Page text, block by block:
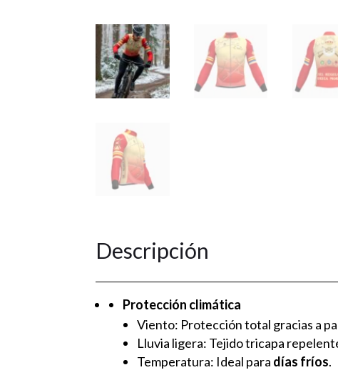
Descripción
Protección climática
Viento: Protección total gracias a
Lluvia ligera: Tejido tricapa
Temperatura: Ideal para días fríos.